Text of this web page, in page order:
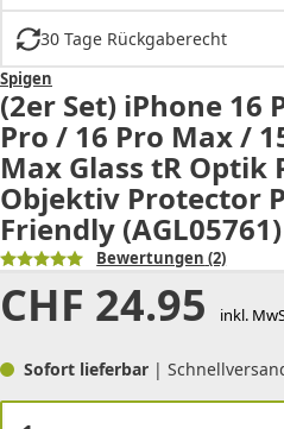
30 Tage Rückgaberecht
Spigen
(2er Set) iPhone 16
Pro / 16 Pro Max /
Max Glass tR Optik
Objektiv Protector
Friendly (AGL05761)
Bewertungen (2)
CHF 24.95 inkl.
Sofort lieferbar |